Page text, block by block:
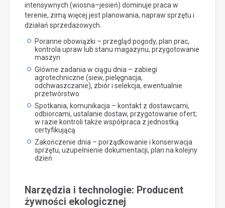
intensywnych (wiosna–jesień) dominuje praca w
terenie, zimą więcej jest planowania, napraw sprzętu i
działań sprzedażowych.
Poranne obowiązki – przegląd pogody, plan prac,
kontrola upraw lub stanu magazynu, przygotowanie
maszyn
Główne zadania w ciągu dnia – zabiegi
agrotechniczne (siew, pielęgnacja,
odchwaszczanie), zbiór i selekcja, ewentualnie
przetwórstwo
Spotkania, komunikacja – kontakt z dostawcami,
odbiorcami, ustalanie dostaw, przygotowanie ofert;
w razie kontroli także współpraca z jednostką
certyfikującą
Zakończenie dnia – porządkowanie i konserwacja
sprzętu, uzupełnienie dokumentacji, plan na kolejny
dzień
Narzędzia i technologie: Producent
żywności ekologicznej